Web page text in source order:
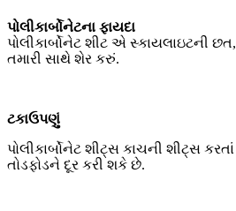
પોલીકાર્બોનેટના ફાયદા
પોલીકાર્બોનેટ શીટ એ સ્કાયલાઇટની
તમારી સાથે શેર કરું.
ટકાઉપણું
પોલીકાર્બોનેટ શીટ્સ કાચની શીટ્સ
તોડફોડને દૂર કરી શકે છે.